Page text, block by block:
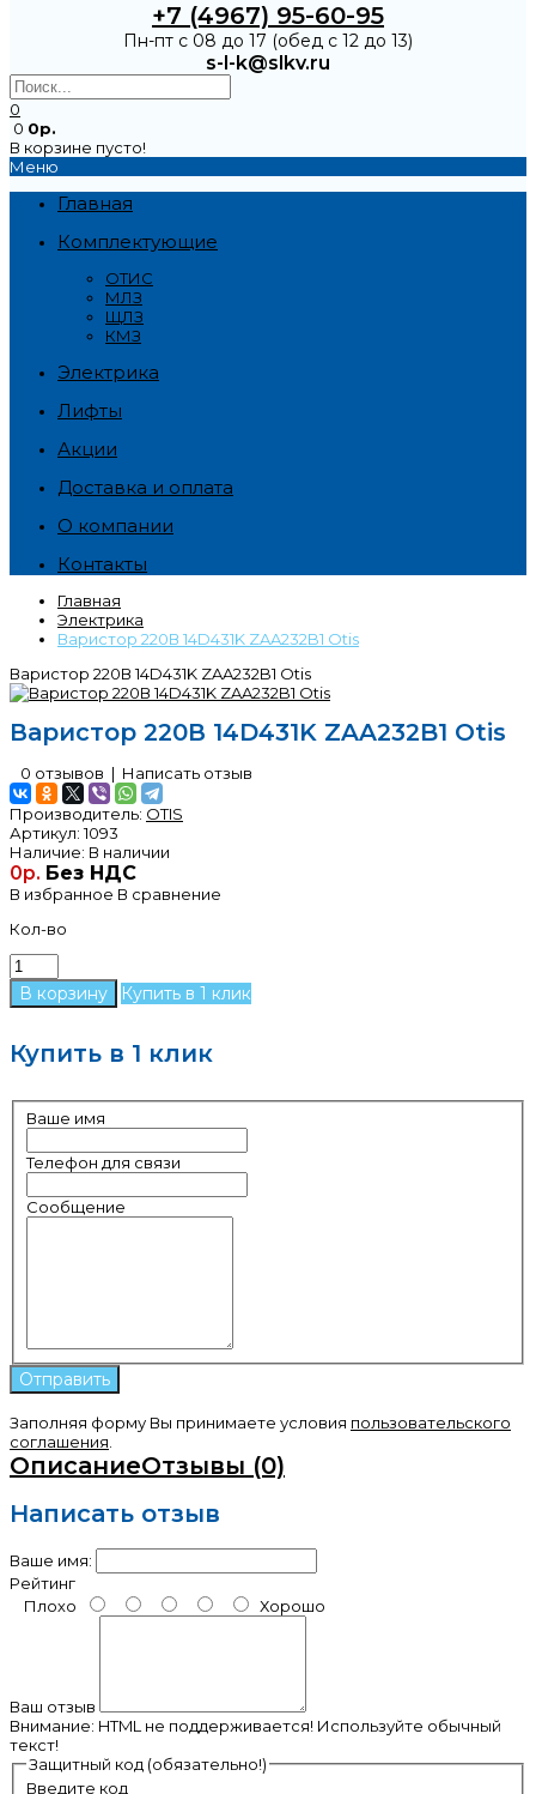
+7 (4967) 95-60-95
Пн-пт с 08 до 17 (обед с 12 до 13)
s-l-k@slkv.ru
0
0 0р.
В корзине пусто!
Меню
Главная
Комплектующие
ОТИС
МЛЗ
ЩЛЗ
КМЗ
Электрика
Лифты
Акции
Доставка и оплата
О компании
Контакты
Главная
Электрика
Варистор 220В 14D431K ZAA232B1 Otis
Варистор 220В 14D431K ZAA232B1 Otis
Варистор 220В 14D431K ZAA232B1 Otis
0 отзывов | Написать отзыв
Производитель: OTIS
Артикул:1093
Наличие: В наличии
0р. Без НДС
В избранное В сравнение
Кол-во
Купить в 1 клик
Купить в 1 клик
Ваше имя
Телефон для связи
Сообщение
Заполняя форму Вы принимаете условия пользовательского
соглашения
ОписаниеОтзывы (0)
Написать отзыв
Ваше имя:
Рейтинг
Плохо
Хорошо
Ваш отзыв
Внимание: HTML не поддерживается! Используйте обычный
текст!
Защитный код (обязательно!)
Введите код